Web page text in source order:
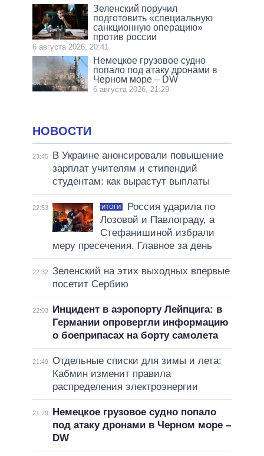
Зеленский поручил
подготовить «специальную
санкционную операцию»
против россии
6 августа 2026, 20:41
Немецкое грузовое судно
попало под атаку дронами в
Черном море – DW
6 августа 2026, 21:29
НОВОСТИ
23:45
В Украине анонсировали повышение
зарплат учителям и стипендий
студентам: как вырастут выплаты
22:53 ИТОГИ
Россия ударила по
Лозовой и Павлограду, а
Стефанишиной избрали
меру пресечения. Главное за день
22:32 Зеленский на этих выходных впервые
посетит Сербию
22:03
Инцидент в аэропорту Лейпцига: в
Германии опровергли информацию
о боеприпасах на борту самолета
21:49 Отдельные списки для зимы и лета:
Кабмин изменит правила
распределения электроэнергии
21:29
Немецкое грузовое судно попало
под атаку дронами в Черном море –
DW